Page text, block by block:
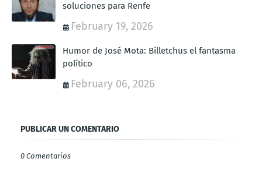
soluciones para Renfe
February 19, 2026
Humor de José Mota: Billetchus el fantasma
político
February 06, 2026
PUBLICAR UN COMENTARIO
0 Comentarios